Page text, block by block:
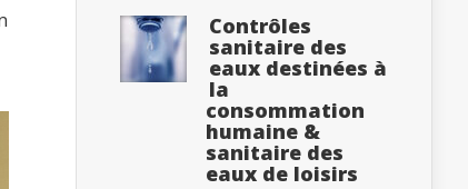
Contrôles
sanitaire des
eaux destinées à
la
consommation
humaine &
sanitaire des
eaux de loisirs